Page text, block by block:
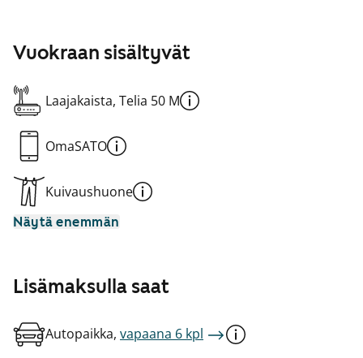
Vuokraan sisältyvät
Laajakaista, Telia 50 M
OmaSATO
Kuivaushuone
Näytä enemmän
Lisämaksulla saat
Autopaikka, vapaana 6 kpl